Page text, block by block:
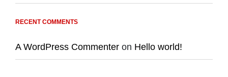
RECENT COMMENTS
A WordPress Commenter on Hello world!